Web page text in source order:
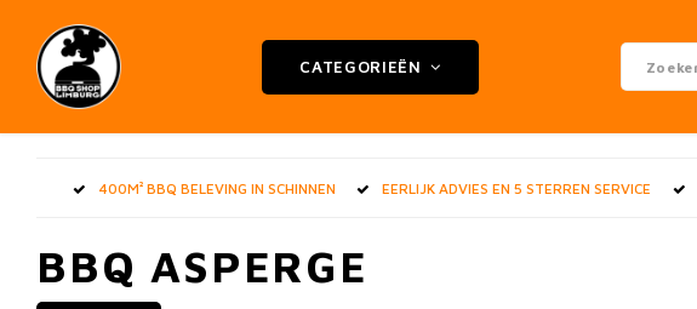
CATEGORIEËN
400M² BBQ BELEVING IN SCHINNEN EERLIJK ADVIES EN 5 STERREN SERVICE
BBQ ASPERGE